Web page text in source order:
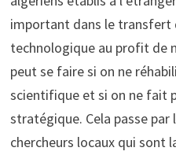
important dans le transfert
technologique au profit de
peut se faire si on ne
scientifique et si on ne fait
stratégique. Cela passe
chercheurs locaux qui sont